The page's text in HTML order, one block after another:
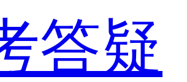
答疑